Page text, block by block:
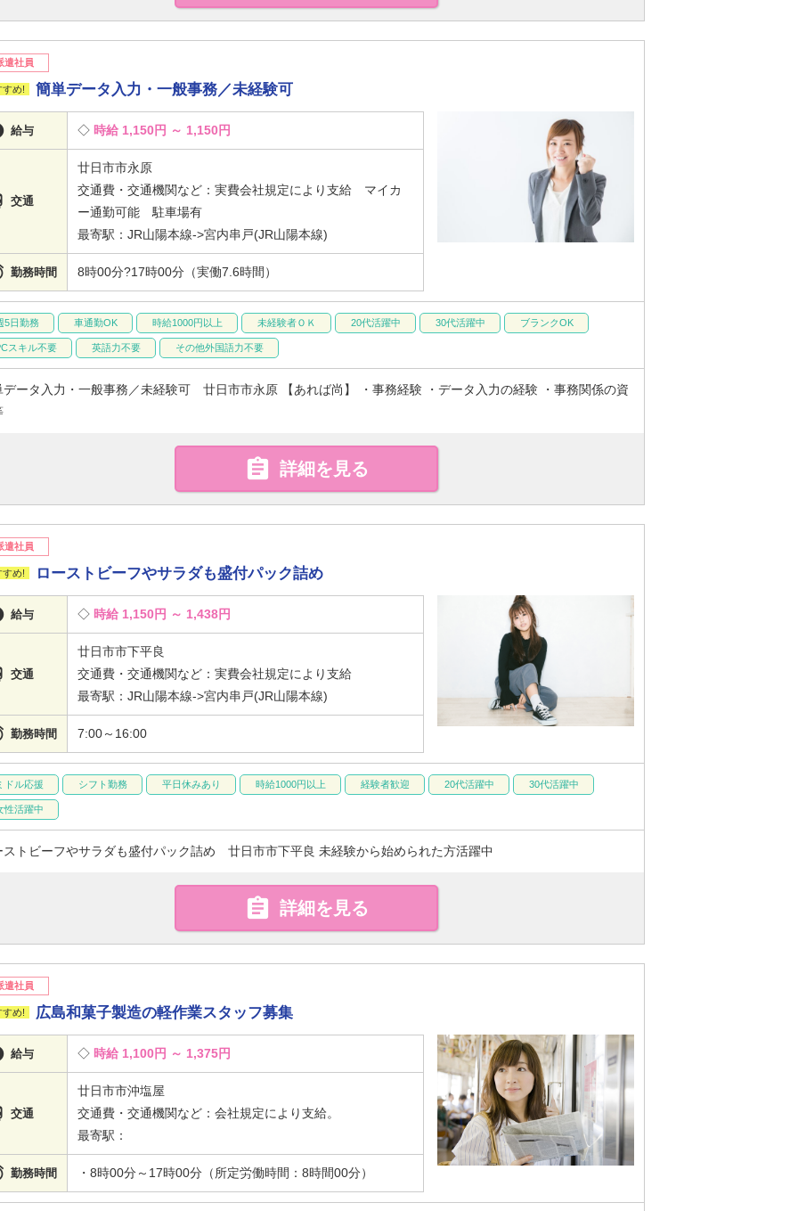
遣社員
簡単データ入力・一般事務／未経験可
給与 時給 1,150円 ～ 1,150円
交通
廿日市市永原
交通費・交通機関など：実費会社規定により支給 マイカ
ー通勤可能 駐車場有
最寄駅：JR山陽本線->宮内串戸(JR山陽本線)
勤務時間 8時00分?17時00分（実働7.6時間）
5日勤務 車通勤OK 時給1000円以上 未経験者ＯＫ 20代活躍中 30代活躍中 ブランクOK
スキル不要 英語力不要 その他外国語力不要
データ入力・一般事務／未経験可 廿日市市永原 【あれば尚】 ・事務経験 ・データ入力の経験 ・事務関係の資
 詳細を見る
遣社員
ローストビーフやサラダも盛付パック詰め
給与 時給 1,150円 ～ 1,438円
交通
廿日市市下平良
交通費・交通機関など：実費会社規定により支給
最寄駅：JR山陽本線->宮内串戸(JR山陽本線)
勤務時間 7:00～16:00
ドル応援 シフト勤務 平日休みあり 時給1000円以上 経験者歓迎 20代活躍中 30代活躍中
性活躍中
ストビーフやサラダも盛付パック詰め 廿日市市下平良 未経験から始められた方活躍中
 詳細を見る
遣社員
広島和菓子製造の軽作業スタッフ募集
給与 時給 1,100円 ～ 1,375円
交通
廿日市市沖塩屋
交通費・交通機関など：会社規定により支給。
最寄駅：
勤務時間 ・8時00分～17時00分（所定労働時間：8時間00分）